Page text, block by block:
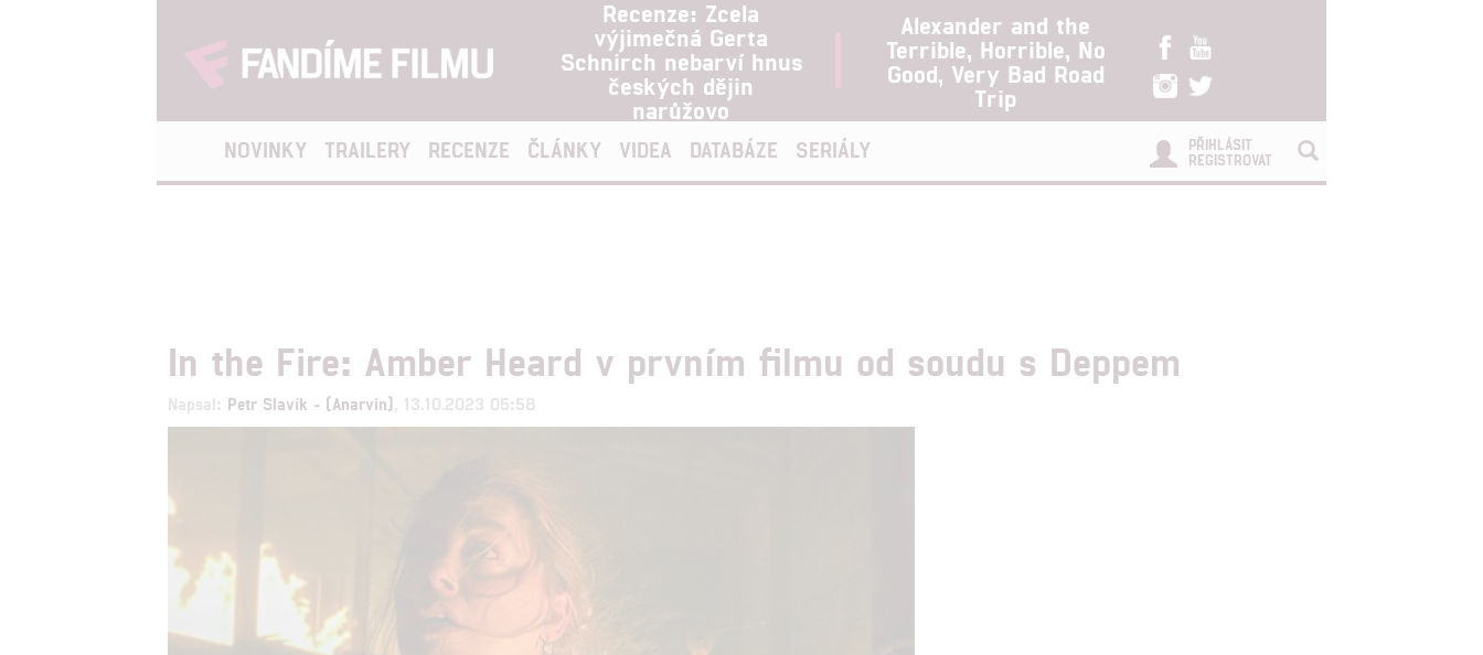
Recenze: Zcela
výjimečná Gerta
Schnirch nebarví hnus
českých dějin
narůžovo
Alexander and the
Terrible, Horrible, No
Good, Very Bad Road
Trip
NOVINKY TRAILERY RECENZE ČLÁNKY VIDEA DATABÁZE SERIÁLY
PŘIHLÁSIT
REGISTROVAT
In the Fire: Amber Heard v prvním filmu od soudu s Deppem
Napsal: Petr Slavík - (Anarvin) , 13.10.2023 05:58